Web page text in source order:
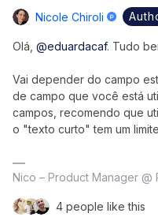
Nicole Chiroli
Olá, @eduardacaf. Tudo
Vai depender do campo
de campo que você está
campos, recomendo que
o "texto curto" tem um
Nico – Product Manager @
4 people like this